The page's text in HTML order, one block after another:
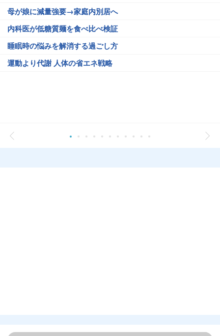
母が娘に減量強要→家庭内別居へ
内科医が低糖質麺を食べ比べ検証
睡眠時の悩みを解消する過ごし方
運動より代謝 人体の省エネ戦略